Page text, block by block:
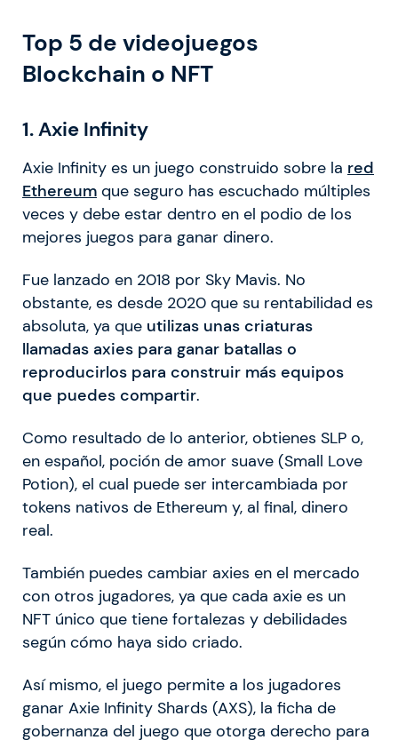
Top 5 de videojuegos
Blockchain o NFT
1. Axie Infinity
Axie Infinity es un juego construido sobre la red
Ethereum que seguro has escuchado múltiples
veces y debe estar dentro en el podio de los
mejores juegos para ganar dinero.
Fue lanzado en 2018 por Sky Mavis. No
obstante, es desde 2020 que su rentabilidad es
absoluta, ya que utilizas unas criaturas
llamadas axies para ganar batallas o
reproducirlos para construir más equipos
que puedes compartir.
Como resultado de lo anterior, obtienes SLP o,
en español, poción de amor suave (Small Love
Potion), el cual puede ser intercambiada por
tokens nativos de Ethereum y, al final, dinero
real.
También puedes cambiar axies en el mercado
con otros jugadores, ya que cada axie es un
NFT único que tiene fortalezas y debilidades
según cómo haya sido criado.
Así mismo, el juego permite a los jugadores
ganar Axie Infinity Shards (AXS), la ficha de
gobernanza del juego que otorga derecho para